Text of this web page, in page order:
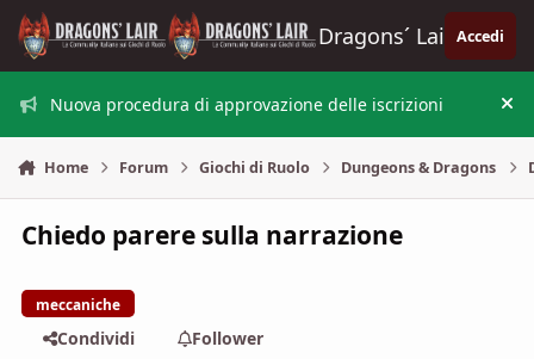
Vai al contenuto
Dragons´ Lair Accedi
Nuova procedura di approvazione delle iscrizioni
Home Forum Giochi di Ruolo Dungeons & Dragons
Chiedo parere sulla narrazione
meccaniche
Condividi
Follower